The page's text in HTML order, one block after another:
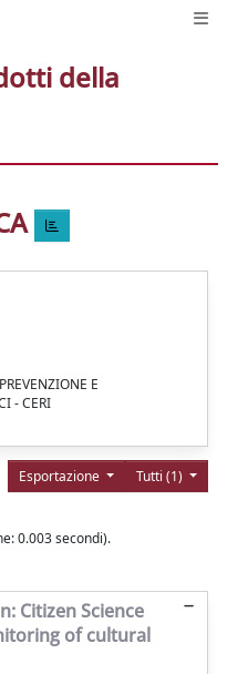
della
E
- CERI
Tutti (1)
Esportazione
0.003 secondi).
Citizen Science
of cultural